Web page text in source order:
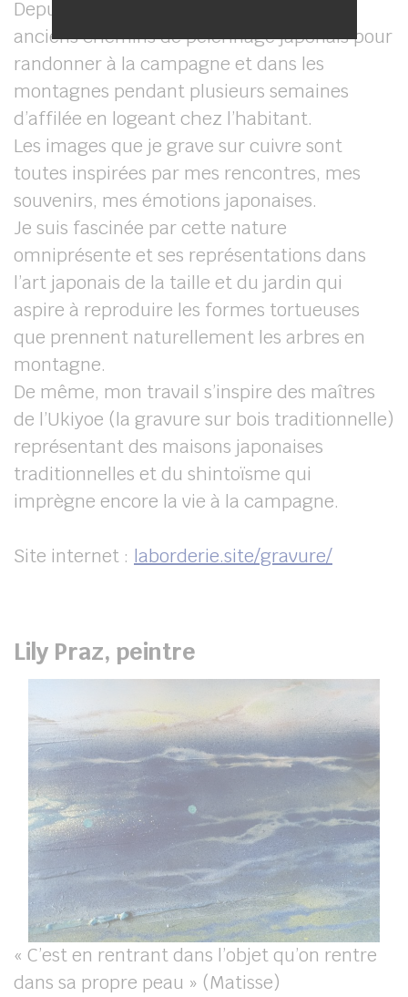
Depuis, je me rends tous les ans sur les
anciens chemins de pèlerinage japonais pour
randonner à la campagne et dans les
montagnes pendant plusieurs semaines
d’affilée en logeant chez l’habitant.
Les images que je grave sur cuivre sont
toutes inspirées par mes rencontres, mes
souvenirs, mes émotions japonaises.
Je suis fascinée par cette nature
omniprésente et ses représentations dans
l’art japonais de la taille et du jardin qui
aspire à reproduire les formes tortueuses
que prennent naturellement les arbres en
montagne.
De même, mon travail s’inspire des maîtres
de l’Ukiyoe (la gravure sur bois traditionnelle)
représentant des maisons japonaises
traditionnelles et du shintoïsme qui
imprègne encore la vie à la campagne.
Site internet : laborderie.site/gravure/
Lily Praz, peintre
« C’est en rentrant dans l’objet qu’on rentre
dans sa propre peau » (Matisse)